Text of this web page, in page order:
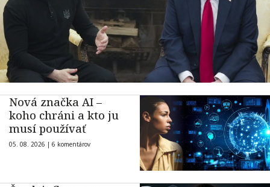
Nová značka AI –
koho chráni a kto ju
musí používať
05. 08. 2026 | 6 komentárov